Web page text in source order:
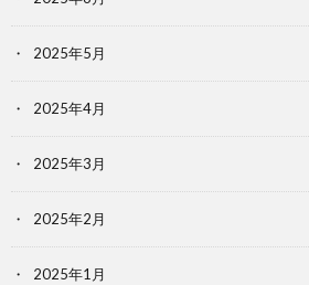
2025年5月
2025年4月
2025年3月
2025年2月
2025年1月